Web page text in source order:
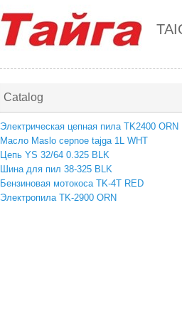
Catalog
Электрическая цепная пила TK2400 ORN
Масло Maslo cepnoe tajga 1L WHT
Цепь YS 32/64 0.325 BLK
Шина для пил 38-325 BLK
Бензиновая мотокоса TK-4T RED
Электропила TK-2900 ORN